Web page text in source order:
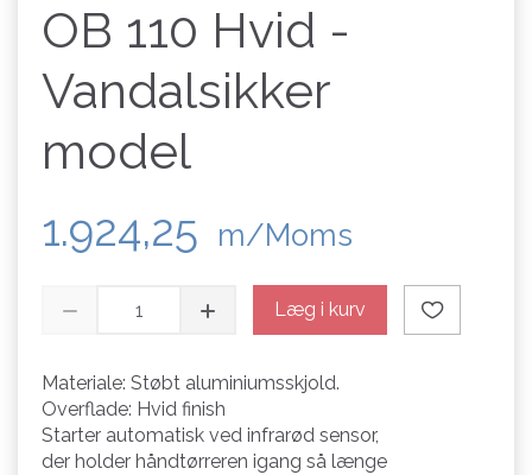
OB 110 Hvid -
Vandalsikker
model
1.924,25 m/Moms
Læg i kurv
Materiale: Støbt aluminiumsskjold.
Overflade: Hvid finish
Starter automatisk ved infrarød sensor,
der holder håndtørreren igang så længe